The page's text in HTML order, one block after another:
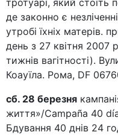
де законно є
утробі їхніх матерів.
день з 27 квітня 2007
тижнів вагітності).
Коауїла. Рома, DF
сб. 28 березня
життя»/Campaña 40
Бдування 40 днів 24